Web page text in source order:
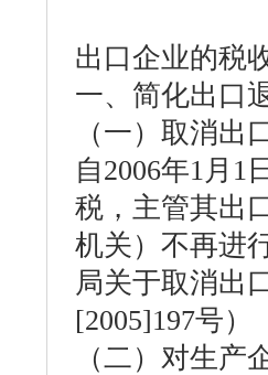
出口企业的税
一、简化出口
（一）取消出
自2006年1月1
税，主管其出
机关）不再进
局关于取消出
[2005]197号）
（二）对生